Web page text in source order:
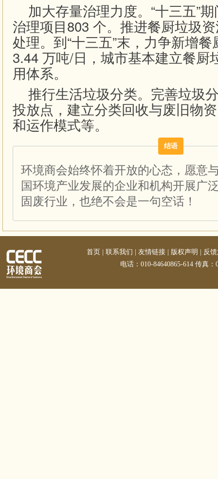
加大存量治理力度。“十三五”
治理项目803 个。推进餐厨垃圾
处理。到“十三五”末，力争新增
3.44 万吨/日，城市基本建立餐厨
用体系。
推行生活垃圾分类。完善垃圾
投放点，建立分类回收与废旧物
和运作模式等。
结语
环境商会始终怀着开放的心态，愿意
国环境产业发展的企业和机构开展广
固废行业，也绝不会是一句空话！
首页 联系我们 友情链接 版权声明
反
电话：010-84640865-614 传真